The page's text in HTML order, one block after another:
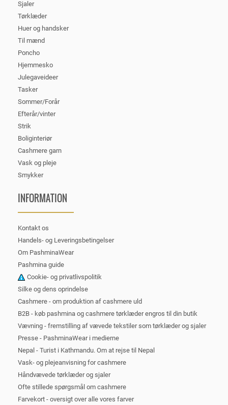
Sjaler
Tørklæder
Huer og handsker
Til mænd
Poncho
Hjemmesko
Julegaveideer
Tasker
Sommer/Forår
Efterår/vinter
Strik
Boliginteriør
Cashmere garn
Vask og pleje
Smykker
INFORMATION
Kontakt os
Handels- og Leveringsbetingelser
Om PashminaWear
Pashmina guide
Cookie- og privatlivspolitik
Silke og dens oprindelse
Cashmere - om produktion af cashmere uld
B2B - køb pashmina og cashmere tørklæder engros til din butik
Vævning - fremstilling af vævede tekstiler som tørklæder og sjaler
Presse - PashminaWear i medierne
Nepal - Turist i Kathmandu. Om at rejse til Nepal
Vask- og plejeanvisning for cashmere
Håndvævede tørklæder og sjaler
Ofte stillede spørgsmål om cashmere
Farvekort - oversigt over alle vores farver